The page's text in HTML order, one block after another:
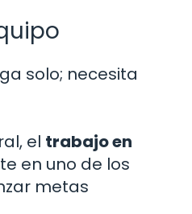
solo; necesita
el trabajo en
en uno de los
metas